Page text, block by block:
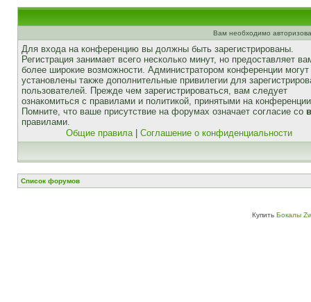
Вам необходимо
Для входа на конференцию вы должны быть зарегистрированы.
Регистрация занимает всего несколько минут, но предоставляет
более широкие возможности. Администратором конференции
установлены также дополнительные привилегии для
пользователей. Прежде чем зарегистрироваться, вам следует
ознакомиться с правилами и политикой, принятыми на
Помните, что ваше присутствие на форумах означает согласие со
правилами.
Общие правила| Соглашение о конфиденциальности
Список форумов
Купить Бокалы